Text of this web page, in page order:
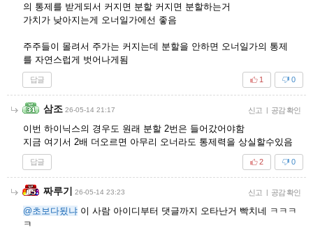
의 통제를 받게되서 커지면 분할 커지면 분할하는거
가치가 낮아지는게 오너일가에선 좋음
주주들이 몰려서 주가는 커지는데 분할을 안하면 오너일가의 통제
를 자연스럽게 벗어나게됨
답글 0
1
삼조 26-05-14 21:17 신고 | 공감 확인
이번 하이닉스의 경우도 원래 분할 2번은 들어갔어야함
지금 여기서 2배 더오르면 아무리 오너라도 통제력을 상실할수있음
답글 0
2
짜루기 26-05-14 23:23 신고 | 공감 확인
@초보다됬냐 이 사람 아이디부터 댓글까지 오타난거 빡치네 ㅋㅋㅋ
ㅋ